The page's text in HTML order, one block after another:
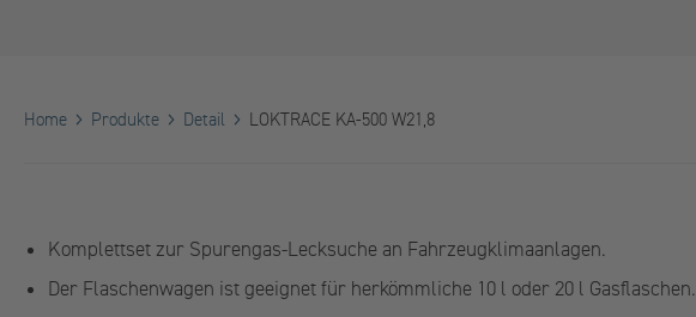
Home Produkte Detail LOKTRACE KA-500 W21,8
Komplettset zur Spurengas-Lecksuche an Fahrzeugklimaanlagen.
Der Flaschenwagen ist geeignet für herkömmliche 10 l oder 20 l Gasflaschen.